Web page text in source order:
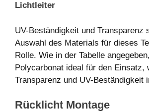
Lichtleiter
UV-Beständigkeit und Transparenz
Auswahl des Materials für dieses
Rolle. Wie in der Tabelle
Polycarbonat ideal für den Einsatz,
Transparenz und UV-Beständigkeit
Rücklicht Montage